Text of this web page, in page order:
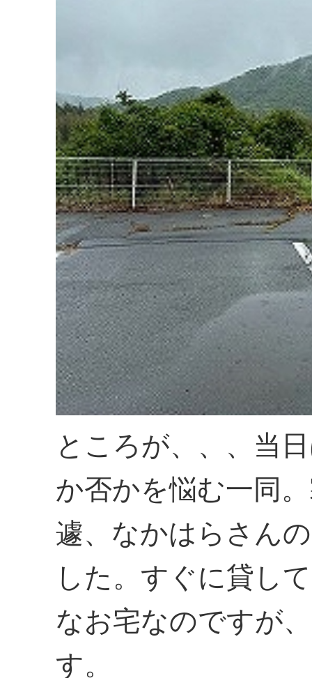
ところが、、、当
か否かを悩む一同
遽、なかはらさん
した。すぐに貸し
なお宅なのですが
す。